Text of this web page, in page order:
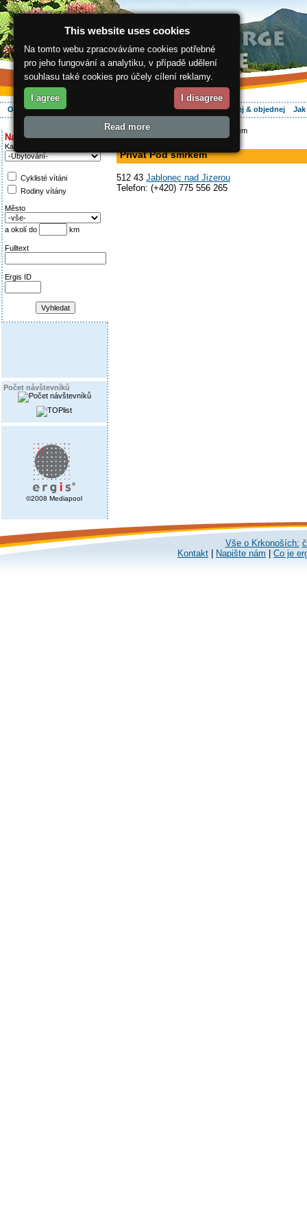
O regionu Aktivně Ubytování Hledej & objednej
Najděte si:
Kategorie
Cyklisté vítáni
Rodiny vítány
Město
a okolí do km
Fulltext
Ergis ID
Počet návštevníků
©2008 Mediapool
ergis.cz> > Privát Pod smrkem
Privát Pod smrkem
512 43 Jablonec nad Jizerou
Telefon: (+420) 775 556 265
Vše o Krkonoších:
Kontakt
Napište nám Co je
This website uses cookies
Na tomto webu zpracováváme cookies potřebné
pro jeho fungování a analytiku, v případě udělení
souhlasu také cookies pro účely cílení reklamy.
I agree I disagree
Read more